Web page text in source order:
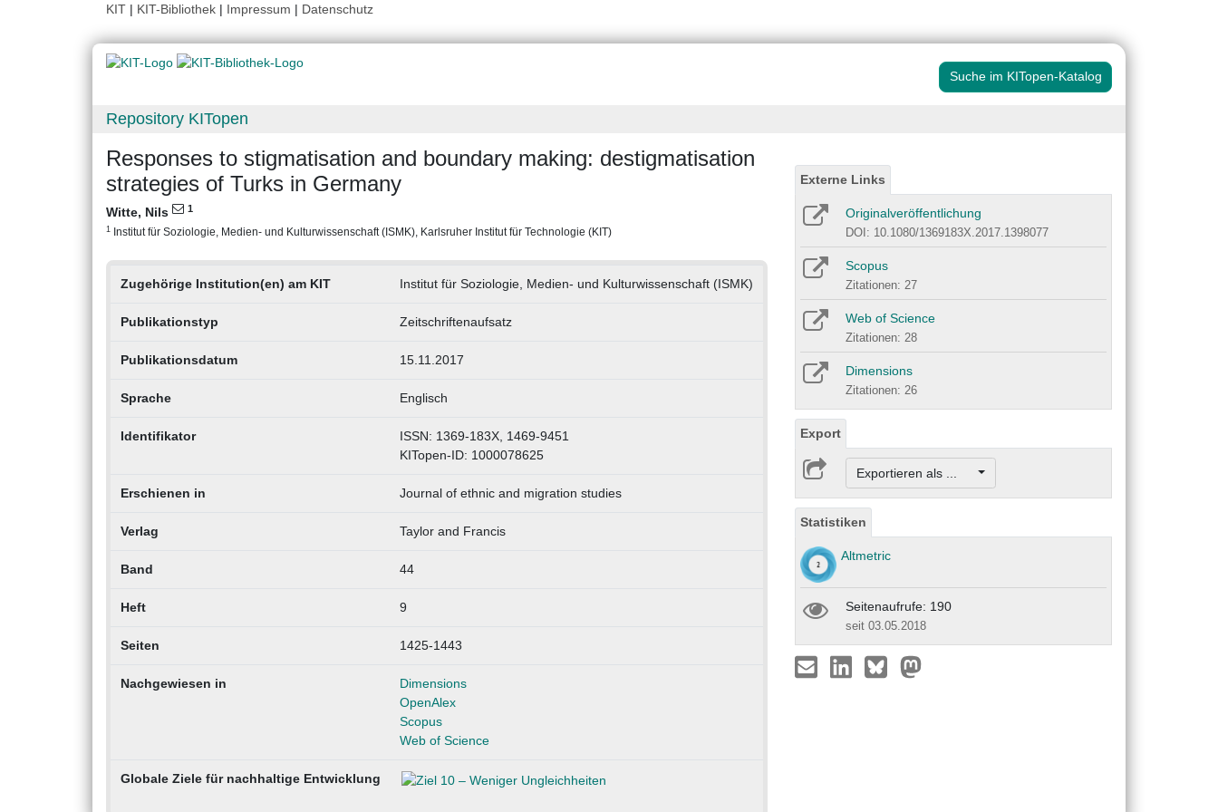
KIT | KIT-Bibliothek | Impressum | Datenschutz
Suche im KITopen-Katalog
Repository KITopen
Responses to stigmatisation and boundary making: destigmatisation
strategies of Turks in Germany
Witte, Nils 1
1 Institut für Soziologie, Medien- und Kulturwissenschaft (ISMK), Karlsruher Institut für Technologie (KIT)
Zugehörige Institution(en) am KIT Institut für Soziologie, Medien- und Kulturwissenschaft (ISMK)
Publikationstyp Zeitschriftenaufsatz
Publikationsdatum 15.11.2017
Sprache Englisch
Identifikator
ISSN: 1369-183X, 1469-9451
KITopen-ID: 1000078625
Erschienen in Journal of ethnic and migration studies
Verlag Taylor and Francis
Band 44
Heft 9
Seiten 1425-1443
Nachgewiesen in
Dimensions
OpenAlex
Scopus
Web of Science
Globale Ziele für nachhaltige Entwicklung
Externe Links
Originalveröffentlichung
DOI: 10.1080/1369183X.2017.1398077
Scopus
Zitationen: 27
Web of Science
Zitationen: 28
Dimensions
Zitationen: 26
Export
Exportieren als ...
Statistiken
Altmetric
Seitenaufrufe: 190
seit 03.05.2018